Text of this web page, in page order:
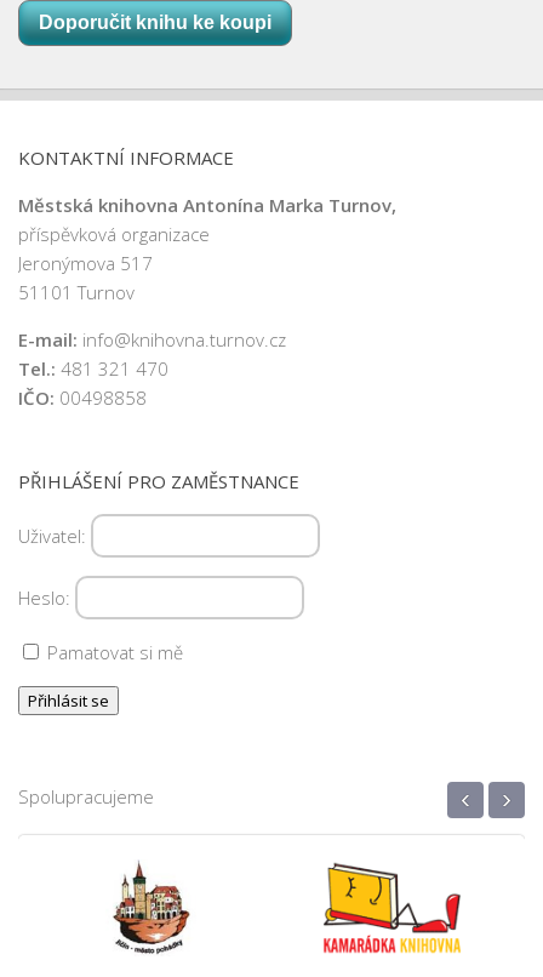
Doporučit knihu ke koupi
KONTAKTNÍ INFORMACE
Městská knihovna Antonína Marka Turnov,
příspěvková organizace
Jeronýmova 517
51101 Turnov
E-mail: info@knihovna.turnov.cz
Tel.: 481 321 470
IČO: 00498858
PŘIHLÁŠENÍ PRO ZAMĚSTNANCE
Uživatel:
Heslo:
Pamatovat si mě
Spolupracujeme ‹ ›